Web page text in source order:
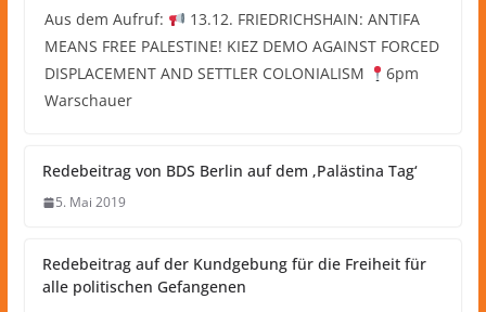
Aus dem Aufruf:
13.12. FRIEDRICHSHAIN: ANTIFA
MEANS FREE PALESTINE! KIEZ DEMO AGAINST FORCED
DISPLACEMENT AND SETTLER COLONIALISM
6pm
Warschauer
Redebeitrag von BDS Berlin auf dem ‚Palästina Tag‘
5. Mai 2019
Redebeitrag auf der Kundgebung für die Freiheit für
alle politischen Gefangenen